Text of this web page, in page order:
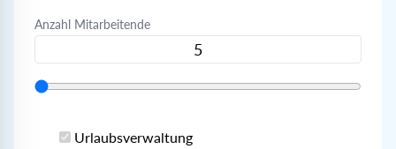
Anzahl Mitarbeitende
Urlaubsverwaltung